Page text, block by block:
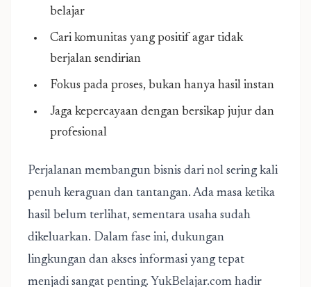
belajar
Cari komunitas yang positif agar tidak
berjalan sendirian
Fokus pada proses, bukan hanya hasil instan
Jaga kepercayaan dengan bersikap jujur dan
profesional
Perjalanan membangun bisnis dari nol sering kali
penuh keraguan dan tantangan. Ada masa ketika
hasil belum terlihat, sementara usaha sudah
dikeluarkan. Dalam fase ini, dukungan
lingkungan dan akses informasi yang tepat
menjadi sangat penting. YukBelajar.com hadir